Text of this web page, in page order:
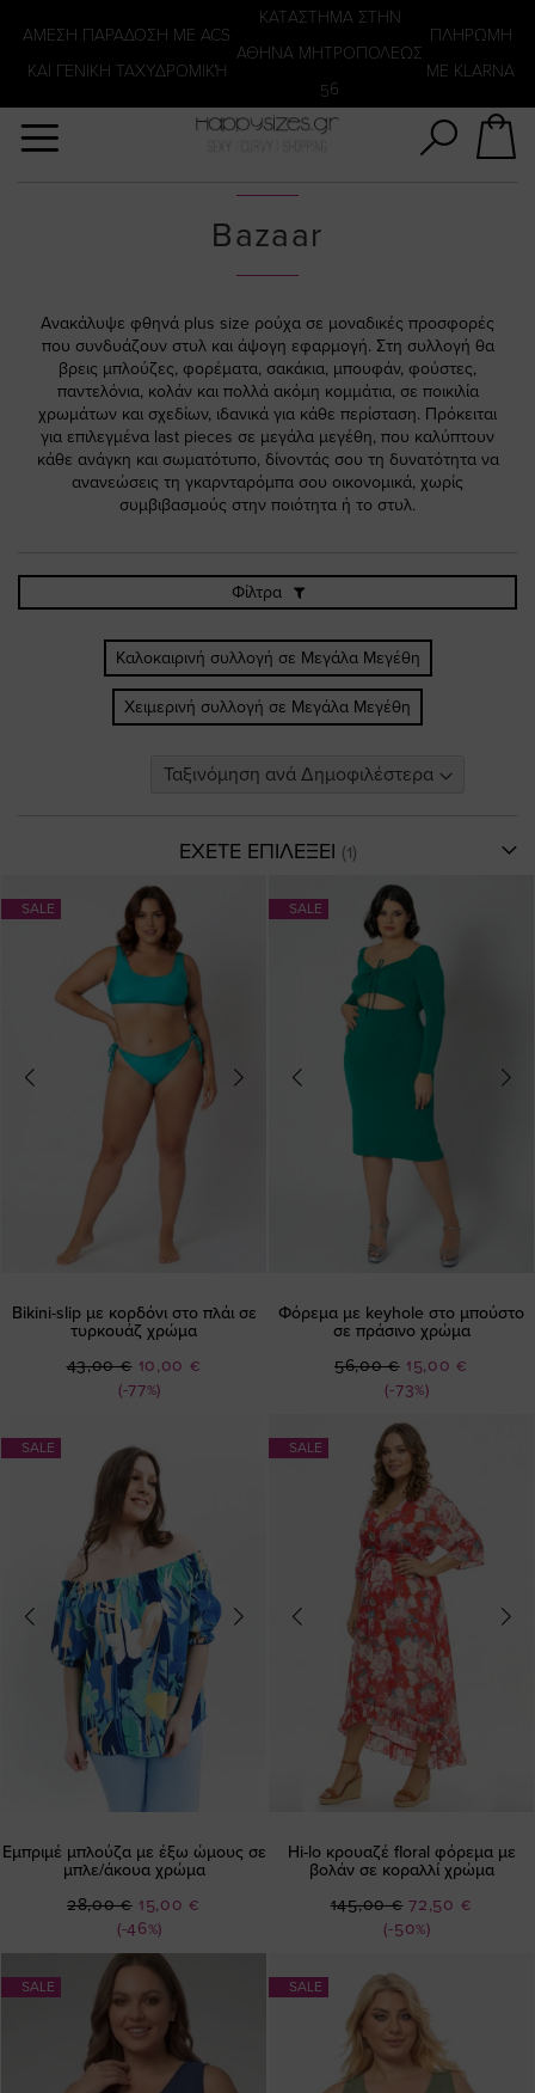
ΑΜΕΣΗ ΠΑΡΑΔΟΣΗ ΜΕ ACS
ΚΑΙ ΓΕΝΙΚΗ ΤΑΧΥΔΡΟΜΙΚΉ
KATΑΣΤΗΜΑ ΣΤΗΝ
ΑΘΗΝΑ ΜΗΤΡΟΠΟΛΕΩΣ
56
ΠΛΗΡΩΜΗ
ΜΕ KLARNA
Bazaar
Ανακάλυψε φθηνά plus size ρούχα σε μοναδικές προσφορές
που συνδυάζουν στυλ και άψογη εφαρμογή. Στη συλλογή θα
βρεις μπλούζες, φορέματα, σακάκια, μπουφάν, φούστες,
παντελόνια, κολάν και πολλά ακόμη κομμάτια, σε ποικιλία
χρωμάτων και σχεδίων, ιδανικά για κάθε περίσταση. Πρόκειται
για επιλεγμένα last pieces σε μεγάλα μεγέθη, που καλύπτουν
κάθε ανάγκη και σωματότυπο, δίνοντάς σου τη δυνατότητα να
ανανεώσεις τη γκαρνταρόμπα σου οικονομικά, χωρίς
συμβιβασμούς στην ποιότητα ή το στυλ.
Φίλτρα
Καλοκαιρινή συλλογή σε Μεγάλα Μεγέθη
Χειμερινή συλλογή σε Μεγάλα Μεγέθη
ΕΧΕΤΕ ΕΠΙΛΕΞΕΙ
SALE
Bikini-slip με κορδόνι στο πλάι σε
τυρκουάζ χρώμα
(-77%)
Ειδική
Τιμή
10,00 €
43,00 €
SALE
Φόρεμα με keyhole στο μπούστο
σε πράσινο χρώμα
(-73%)
Ειδική
Τιμή
15,00 €
56,00 €
SALE
Εμπριμέ μπλούζα με έξω ώμους σε
μπλε/άκουα χρώμα
(-46%)
Ειδική
Τιμή
15,00 €
28,00 €
SALE
Hi-lo κρουαζέ floral φόρεμα με
βολάν σε κοραλλί χρώμα
(-50%)
Ειδική
Τιμή
72,50 €
145,00 €
SALE SALE
Αναζήτηση